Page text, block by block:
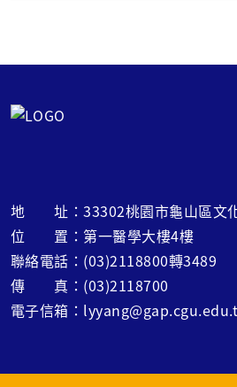
地 址：33302桃園市龜山區文
位 置：第一醫學大樓4樓
聯絡電話：(03)2118800轉3489
傳 真：(03)2118700
電子信箱：